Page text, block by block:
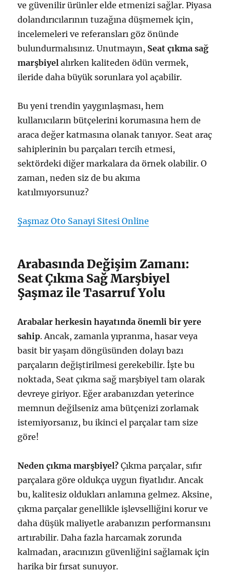
ve güvenilir ürünler elde etmenizi sağlar. Piyasa
dolandırıcılarının tuzağına düşmemek için,
incelemeleri ve referansları göz önünde
bulundurmalısınız. Unutmayın, Seat çıkma sağ
marşbiyel alırken kaliteden ödün vermek,
ileride daha büyük sorunlara yol açabilir.
Bu yeni trendin yaygınlaşması, hem
kullanıcıların bütçelerini korumasına hem de
araca değer katmasına olanak tanıyor. Seat araç
sahiplerinin bu parçaları tercih etmesi,
sektördeki diğer markalara da örnek olabilir. O
zaman, neden siz de bu akıma
katılmıyorsunuz?
Şaşmaz Oto Sanayi Sitesi Online
Arabasında Değişim Zamanı:
Seat Çıkma Sağ Marşbiyel
Şaşmaz ile Tasarruf Yolu
Arabalar herkesin hayatında önemli bir yere
sahip. Ancak, zamanla yıpranma, hasar veya
basit bir yaşam döngüsünden dolayı bazı
parçaların değiştirilmesi gerekebilir. İşte bu
noktada, Seat çıkma sağ marşbiyel tam olarak
devreye giriyor. Eğer arabanızdan yeterince
memnun değilseniz ama bütçenizi zorlamak
istemiyorsanız, bu ikinci el parçalar tam size
göre!
Neden çıkma marşbiyel? Çıkma parçalar, sıfır
parçalara göre oldukça uygun fiyatlıdır. Ancak
bu, kalitesiz oldukları anlamına gelmez. Aksine,
çıkma parçalar genellikle işlevselliğini korur ve
daha düşük maliyetle arabanızın performansını
artırabilir. Daha fazla harcamak zorunda
kalmadan, aracınızın güvenliğini sağlamak için
harika bir fırsat sunuyor.